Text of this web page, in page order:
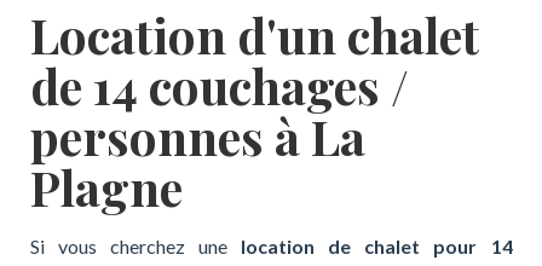
Location d'un chalet
de 14 couchages /
personnes à La
Plagne
Si vous cherchez unelocation de chalet pour 14